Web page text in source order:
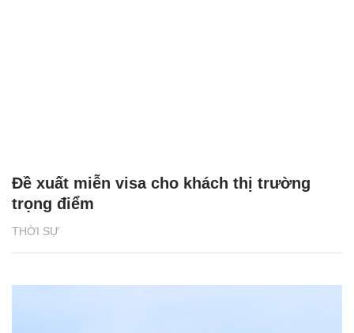
THỜI SỰ
Đề xuất miễn visa cho khách thị trường
trọng điểm